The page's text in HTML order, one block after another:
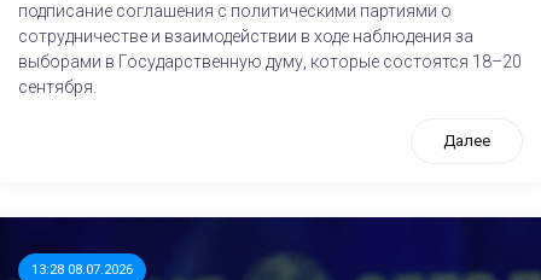
подписание соглашения с политическими партиями о
сотрудничестве и взаимодействии в ходе наблюдения за
выборами в Государственную думу, которые состоятся 18–20
сентября.
Далее
13:28 08.07.2026